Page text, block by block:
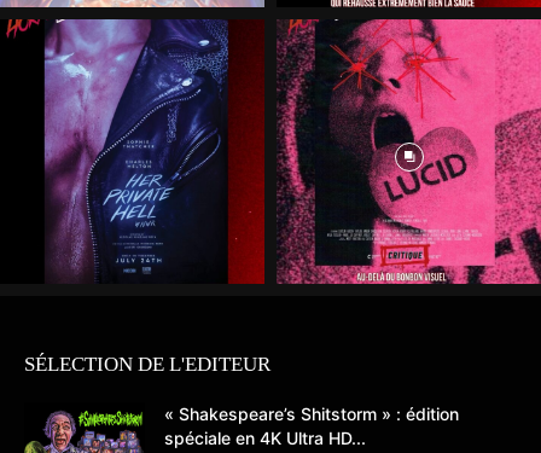
SÉLECTION DE L'EDITEUR
« Shakespeare’s Shitstorm » : édition
spéciale en 4K Ultra HD...